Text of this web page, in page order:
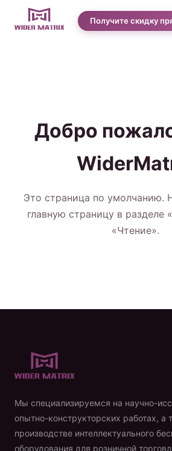
Автомат по продаже чехлов
Свяжитесь с нами
Russian
English
Получите скидку
Добро
Это страница по умолчанию.
главную страницу в разделе
«Чтение».
Мы специализируемся на научно-
опытно-конструкторских работах, а
производстве интеллектуального
оборудования для розничной